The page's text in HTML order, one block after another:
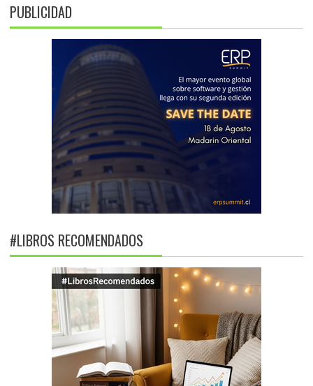
PUBLICIDAD
#LIBROS RECOMENDADOS